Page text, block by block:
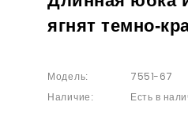
ягнят темно-
Модель: 7551-67
Наличие: Есть в